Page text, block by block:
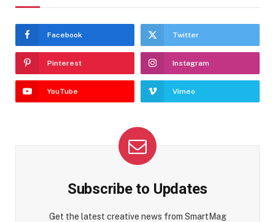
Facebook Twitter
Pinterest Instagram
YouTube Vimeo
Subscribe to Updates
Get the latest creative news from SmartMag